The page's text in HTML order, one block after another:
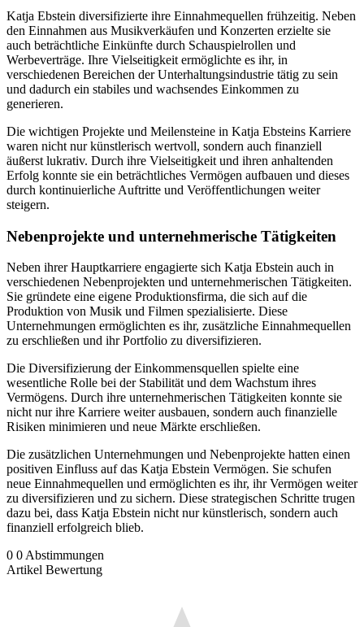
Katja Ebstein diversifizierte ihre Einnahmequellen frühzeitig. Neben
den Einnahmen aus Musikverkäufen und Konzerten erzielte sie
auch beträchtliche Einkünfte durch Schauspielrollen und
Werbeverträge. Ihre Vielseitigkeit ermöglichte es ihr, in
verschiedenen Bereichen der Unterhaltungsindustrie tätig zu sein
und dadurch ein stabiles und wachsendes Einkommen zu
generieren.
Die wichtigen Projekte und Meilensteine in Katja Ebsteins Karriere
waren nicht nur künstlerisch wertvoll, sondern auch finanziell
äußerst lukrativ. Durch ihre Vielseitigkeit und ihren anhaltenden
Erfolg konnte sie ein beträchtliches Vermögen aufbauen und dieses
durch kontinuierliche Auftritte und Veröffentlichungen weiter
steigern.
Nebenprojekte und unternehmerische Tätigkeiten
Neben ihrer Hauptkarriere engagierte sich Katja Ebstein auch in
verschiedenen Nebenprojekten und unternehmerischen Tätigkeiten.
Sie gründete eine eigene Produktionsfirma, die sich auf die
Produktion von Musik und Filmen spezialisierte. Diese
Unternehmungen ermöglichten es ihr, zusätzliche Einnahmequellen
zu erschließen und ihr Portfolio zu diversifizieren.
Die Diversifizierung der Einkommensquellen spielte eine
wesentliche Rolle bei der Stabilität und dem Wachstum ihres
Vermögens. Durch ihre unternehmerischen Tätigkeiten konnte sie
nicht nur ihre Karriere weiter ausbauen, sondern auch finanzielle
Risiken minimieren und neue Märkte erschließen.
Die zusätzlichen Unternehmungen und Nebenprojekte hatten einen
positiven Einfluss auf das Katja Ebstein Vermögen. Sie schufen
neue Einnahmequellen und ermöglichten es ihr, ihr Vermögen weiter
zu diversifizieren und zu sichern. Diese strategischen Schritte trugen
dazu bei, dass Katja Ebstein nicht nur künstlerisch, sondern auch
finanziell erfolgreich blieb.
0 0 Abstimmungen
Artikel Bewertung